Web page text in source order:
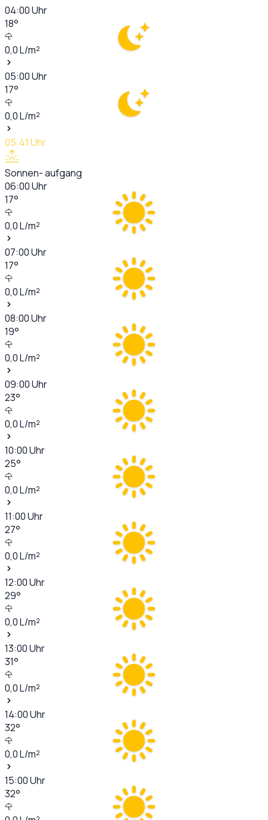
04:00Uhr
18°
0,0L/m²
05:00Uhr
17°
0,0L/m²
05:41 Uhr
Sonnen- aufgang
06:00Uhr
17°
0,0L/m²
07:00Uhr
17°
0,0L/m²
08:00Uhr
19°
0,0L/m²
09:00Uhr
23°
0,0L/m²
10:00Uhr
25°
0,0L/m²
11:00Uhr
27°
0,0L/m²
12:00Uhr
29°
0,0L/m²
13:00Uhr
31°
0,0L/m²
14:00Uhr
32°
0,0L/m²
15:00Uhr
32°